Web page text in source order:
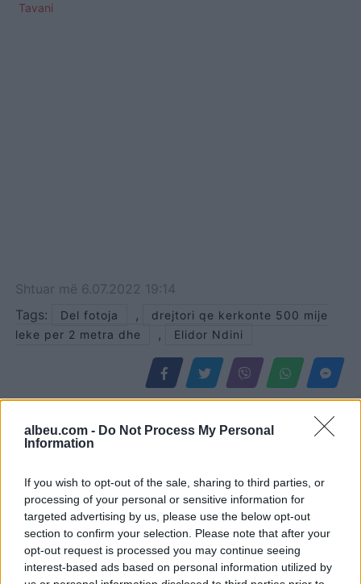
albeu.com - Do Not Process My Personal
Information
If you wish to opt-out of the sale, sharing to third parties, or
processing of your personal or sensitive information for
targeted advertising by us, please use the below opt-out
section to confirm your selection. Please note that after your
opt-out request is processed you may continue seeing
interest-based ads based on personal information utilized by
Tavani
Shtuar më 6.07.2022 19:14
Tags:
Del fotoja ,
drejtori qe kerkonte 500 mije
leke per 2 metra dhe
, Elidor Ndini
Eric Wendt konfirmohet
Futbolli librazhdas në zi,